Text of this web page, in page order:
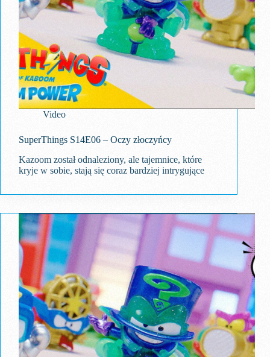
Video
SuperThings S14E06 – Oczy złoczyńcy
Kazoom został odnaleziony, ale tajemnice, które
kryje w sobie, stają się coraz bardziej intrygujące